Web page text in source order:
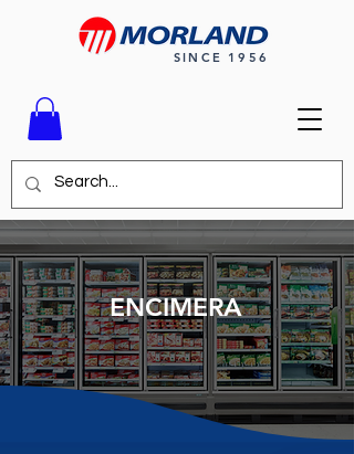
SINCE 1956
ENCIMERA